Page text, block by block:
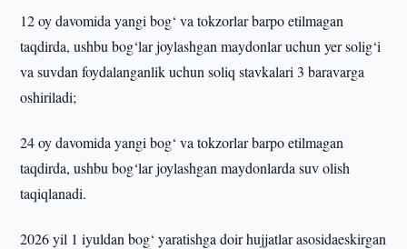
12 oy davomida yangi bog‘ va tokzorlar barpo etilmagan
taqdirda, ushbu bog‘lar joylashgan maydonlar uchun yer solig‘i
va suvdan foydalanganlik uchun soliq stavkalari 3 baravarga
oshiriladi;
24 oy davomida yangi bog‘ va tokzorlar barpo etilmagan
taqdirda, ushbu bog‘lar joylashgan maydonlarda suv olish
taqiqlanadi.
2026 yil 1 iyuldan bog‘ yaratishga doir hujjatlar asosidaeskirgan